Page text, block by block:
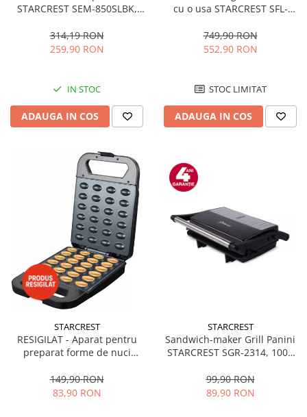
STARCREST SEM-850SLBK,
detasabil 1.5L, dispozitiv
spumare, filtru dublu din
314,19 RON
259,90 RON
IN STOC
ADAUGA IN COS
cu o usa STARCREST SFL-
92L, Iluminare interioara,H 83
cm, Alb
749,90 RON
552,90 RON
STOC LIMITAT
ADAUGA IN COS
STARCREST
RESIGILAT - Aparat pentru
preparat forme de nuci
forme, 1400W, Indicator
luminos, Placi antiaderente,
149,90 RON
83,90 RON
STARCREST
Sandwich-maker Grill Panini
STARCREST SGR-2314, 1000
Deschidere 180°, Suprafata
de gatire 23 x 14 cm, Negru
99,90 RON
89,90 RON